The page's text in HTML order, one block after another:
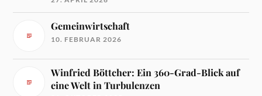
Gemeinwirtschaft
10. FEBRUAR 2026
Winfried Böttcher: Ein 360-Grad-Blick auf
eine Welt in Turbulenzen